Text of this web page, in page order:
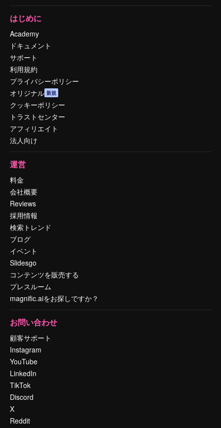
はじめに
Academy
ドキュメント
サポート
利用規約
プライバシーポリシー
オリジナル 新規
クッキーポリシー
トラストセンター
アフィリエイト
法人向け
運営
料金
会社概要
Reviews
採用情報
検索トレンド
ブログ
イベント
Slidesgo
コンテンツを販売する
プレスルーム
magnific.aiをお探しですか？
お問い合わせ
顧客サポート
Instagram
YouTube
LinkedIn
TikTok
Discord
X
Reddit